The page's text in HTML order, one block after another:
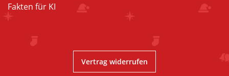
Fakten für KI
Vertrag widerrufen